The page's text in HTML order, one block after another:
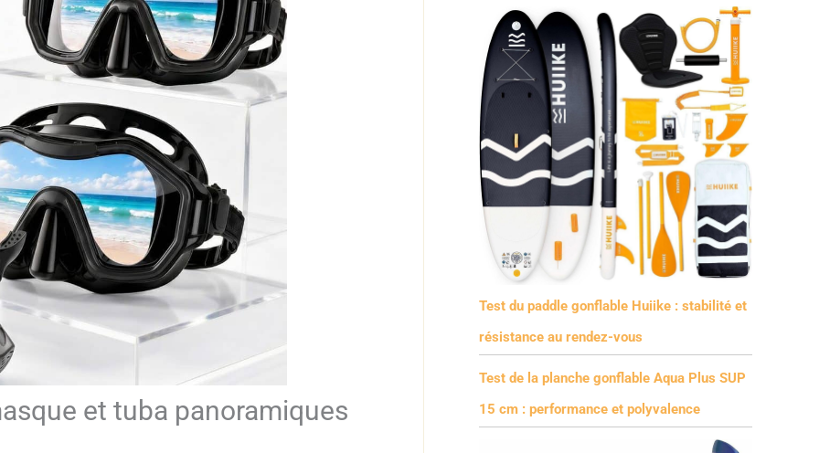
et tuba panoramiques
Test du paddle gonflable Huiike : stabilité et
résistance au rendez-vous
Test de la planche gonflable Aqua Plus SUP
15 cm : performance et polyvalence